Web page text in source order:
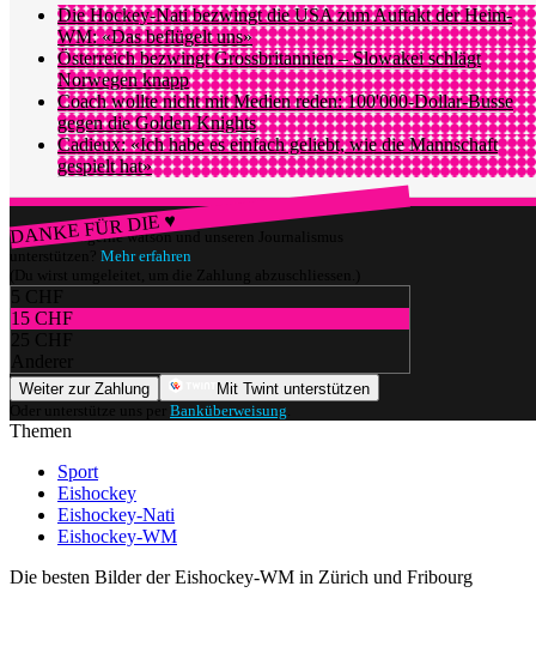
Die Hockey-Nati bezwingt die USA zum Auftakt der Heim-
WM: «Das beflügelt uns»
Österreich bezwingt Grossbritannien – Slowakei schlägt
Norwegen knapp
Coach wollte nicht mit Medien reden: 100'000-Dollar-Busse
gegen die Golden Knights
Cadieux: «Ich habe es einfach geliebt, wie die Mannschaft
gespielt hat»
DANKE FÜR DIE ♥
Würdest du gerne watson und unseren Journalismus
unterstützen? Mehr erfahren
(Du wirst umgeleitet, um die Zahlung abzuschliessen.)
5 CHF
15 CHF
25 CHF
Anderer
Weiter zur Zahlung
Mit Twint unterstützen
Oder unterstütze uns per Banküberweisung
Themen
Sport
Eishockey
Eishockey-Nati
Eishockey-WM
Die besten Bilder der Eishockey-WM in Zürich und Fribourg